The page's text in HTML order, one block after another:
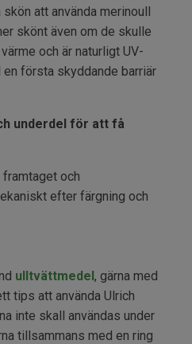
att använda merinoull
skönt även om de skulle
och är naturligt UV-
första skyddande barriär
underdel för att få
och
efter färgning och
ulltvättmedel, gärna med
tips att använda Ulrich
inte skall användas under
tillsammans med en ring